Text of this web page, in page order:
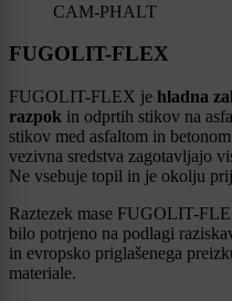
CAM-PHALT
FUGOLIT-FLEX
FUGOLIT-FLEX je hladna
razpok in odprtih stikov na
stikov med asfaltom in
vezivna sredstva zagotavljajo
Ne vsebuje topil in je okolju
Raztezek mase FUGOLIT-
bilo potrjeno na podlagi
in evropsko priglašenega
materiale.